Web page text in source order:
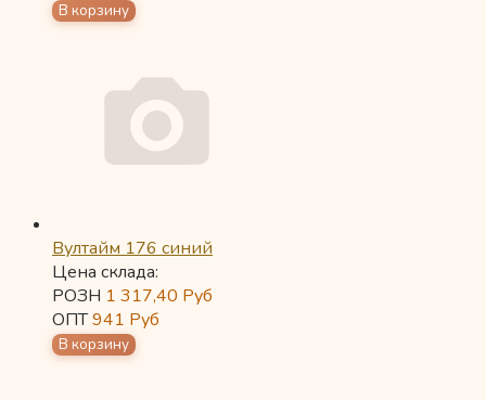
Вултайм 176 синий
Цена склада:
РОЗН 1 317,40 Руб
ОПТ941 Руб